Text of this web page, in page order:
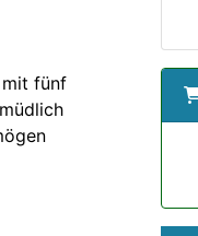
mit fünf